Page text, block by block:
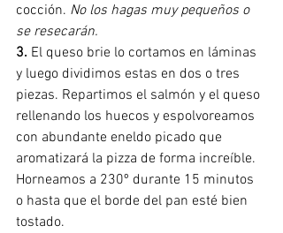
cocción. No los hagas muy pequeños o
se resecarán.
3. El queso brie lo cortamos en láminas
y luego dividimos estas en dos o tres
piezas. Repartimos el salmón y el queso
rellenando los huecos y espolvoreamos
con abundante eneldo picado que
aromatizará la pizza de forma increíble.
Horneamos a 230º durante 15 minutos
o hasta que el borde del pan esté bien
tostado.